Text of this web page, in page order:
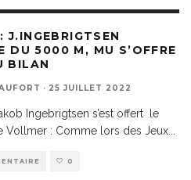
J.INGEBRIGTSEN
DU 5000 M, MU S’OFFRE
BILAN
· 25 JUILLET 2022
Ingebrigtsen s’est offert le
Vollmer : Comme lors des Jeux
0